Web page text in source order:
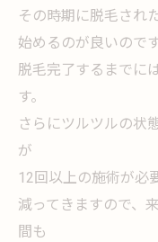
その時期に脱毛され
始めるのが良いのです
脱毛完了するまでに
す。
さらにツルツルの状
が
12回以上の施術が必
減ってきますので、
間も